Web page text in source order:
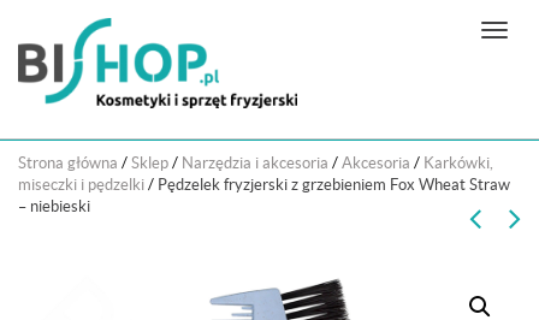
N
g
c
Strona główna / Sklep / Narzędzia i akcesoria / Akcesoria / Karkówki,
miseczki i pędzelki / Pędzelek fryzjerski z grzebieniem Fox Wheat Straw
– niebieski